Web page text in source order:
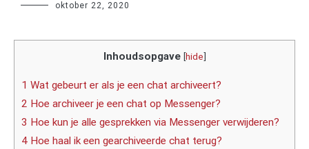
Author oktober 22, 2020
Inhoudsopgave [hide]
1 Wat gebeurt er als je een chat archiveert?
2 Hoe archiveer je een chat op Messenger?
3 Hoe kun je alle gesprekken via Messenger verwijderen?
4 Hoe haal ik een gearchiveerde chat terug?